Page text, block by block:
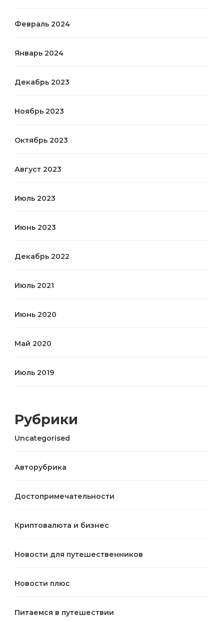
Февраль 2024
Январь 2024
Декабрь 2023
Ноябрь 2023
Октябрь 2023
Август 2023
Июль 2023
Июнь 2023
Декабрь 2022
Июль 2021
Июнь 2020
Май 2020
Июль 2019
Рубрики
Uncategorised
Авторубрика
Достопримечательности
Криптовалюта и бизнес
Новости для путешественников
Новости плюс
Питаемся в путешествии